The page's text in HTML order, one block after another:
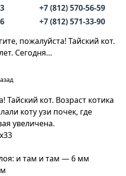
+7 (812) 570-56-59
+7 (812) 571-33-90
пожалуйста! Тайский кот.
Сегодня…
Тайский кот. Возраст котика
коту узи почек, где
увеличена.
и там и там — 6 мм